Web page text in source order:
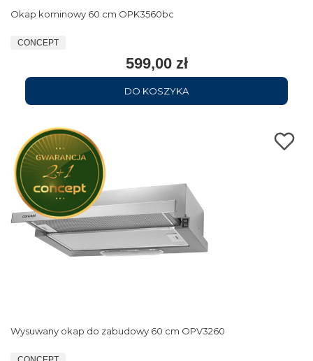
Okap kominowy 60 cm OPK3560bc
CONCEPT
599,00 zł
DO KOSZYKA
Wysuwany okap do zabudowy 60 cm OPV3260